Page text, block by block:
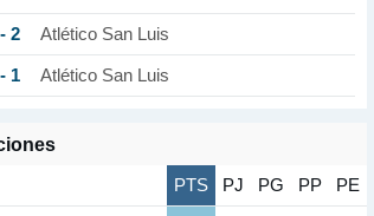
2 Atlético San Luis
1 Atlético San Luis
PTS PJ PG PP PE